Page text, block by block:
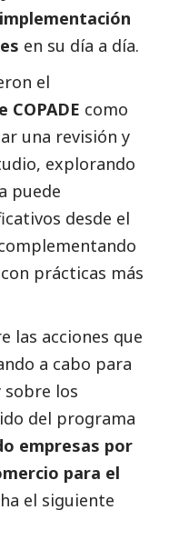
en su día a día.
el
COPADE como
una revisión y
explorando
puede
desde el
prácticas más
las acciones que
a cabo para
los
del programa
empresas por
para el
el siguiente